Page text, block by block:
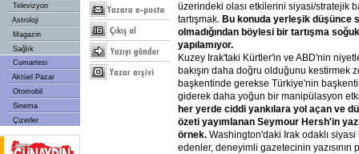
Televizyon
Astroloji
Magazin
Sağlık
Cumartesi
Aktüel Pazar
Otomobil
Sinema
Çizerler
üzerindeki olası etkilerini siyasi/stratejik
tartışmak. Bu konuda yerleşik düşünce
olmadığından böylesi bir tartışma
yapılamıyor.
Kuzey Irak'taki Kürtler'in ve ABD'nin
bakışın daha doğru olduğunu kestirmek
başkentinde gerekse Türkiye'nin
giderek daha yoğun bir manipülasyon
her yerde ciddi yankılara yol açan ve
özeti yayımlanan Seymour Hersh'in
örnek. Washington'daki Irak odaklı siyasi
edenler, deneyimli gazetecinin yazısının